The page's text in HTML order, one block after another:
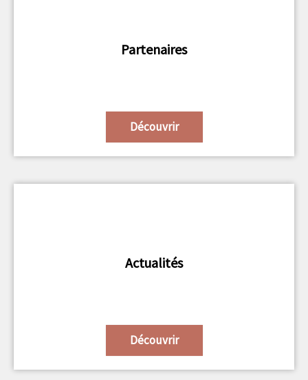
Partenaires
Découvrir
Actualités
Découvrir